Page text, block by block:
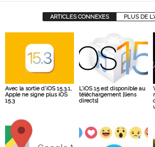
ARTICLES CONNEXES PLUS DE
Avec la sortie d’iOS 15.3.1,
Apple ne signe plus iOS
15.3
L’iOS 15 est disponible au
téléchargement [liens
directs]